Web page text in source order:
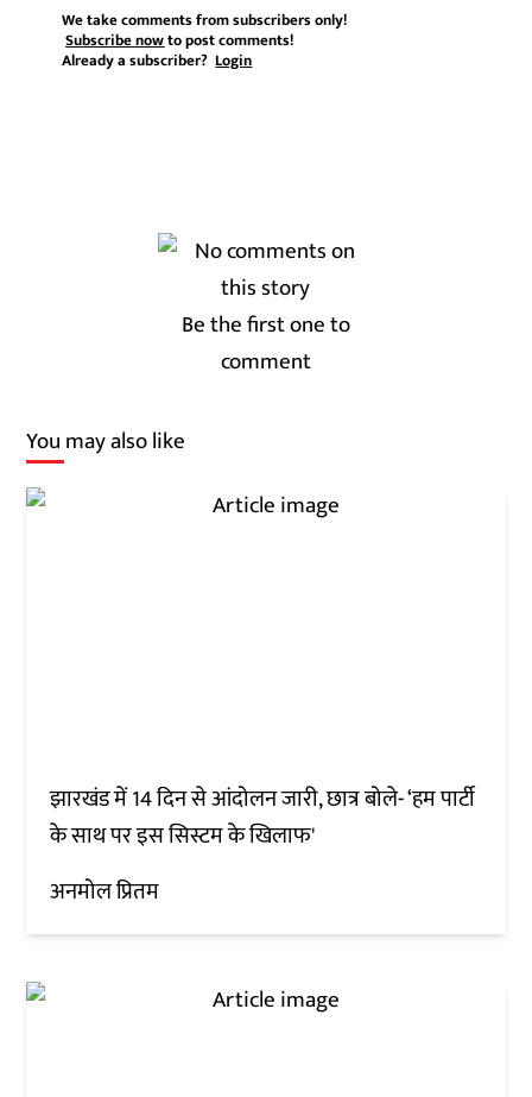
We take comments from subscribers only!
Subscribe nowto post comments!
Already a subscriber?Login
Be the first one to
comment
You may also like
झारखंड में 14 दिन से आंदोलन जारी, छात्र बोले- ‘हम पार्टी
के साथ पर इस सिस्टम के खिलाफ'
अनमोल प्रितम